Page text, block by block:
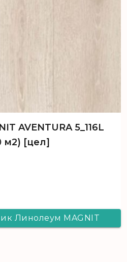
AVENTURA 5_116L
м2) [цел]
Линолеум MAGNIT